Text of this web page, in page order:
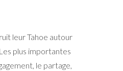
leur Tahoe autour
plus importantes
le partage,